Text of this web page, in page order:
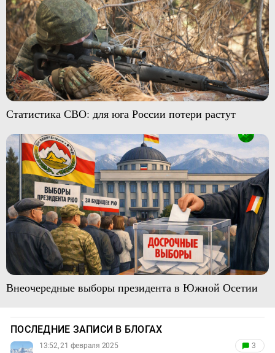
Статистика СВО: для юга России потери растут
Внеочередные выборы президента в Южной Осетии
ПОСЛЕДНИЕ ЗАПИСИ В БЛОГАХ
13:52, 21 февраля 2025 3